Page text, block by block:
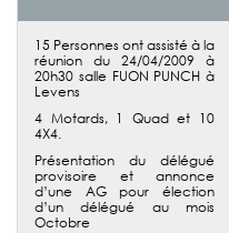
15 Personnes ont assisté à la
réunion du 24/04/2009 à
20h30 salle FUON PUNCH à
Levens
4 Motards, 1 Quad et 10
4X4.
Présentation du délégué
provisoire et annonce
d’une AG pour élection
d’un délégué au mois
Octobre